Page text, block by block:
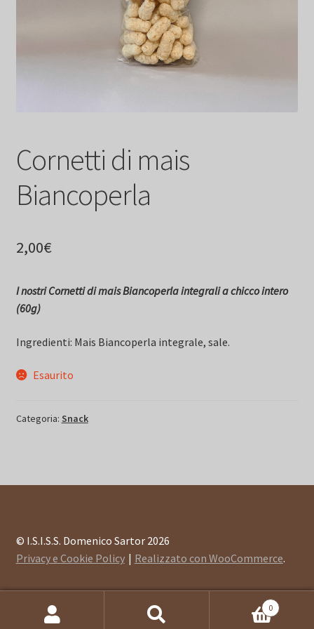
Cornetti di mais
Biancoperla
2,00€
I nostri Cornetti di mais Biancoperla integrali a chicco intero
(60g)
Ingredienti: Mais Biancoperla integrale, sale.
Esaurito
Categoria: Snack
© I.S.I.S.S. Domenico Sartor 2026
Privacy e Cookie Policy
Realizzato con WooCommerce.
0